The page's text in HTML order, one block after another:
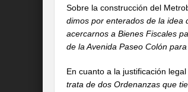
Sobre la construcción del
dimos por enterados de la idea
acercarnos a Bienes Fiscales
de la Avenida Paseo Colón
En cuanto a la justificación
trata de dos Ordenanzas que